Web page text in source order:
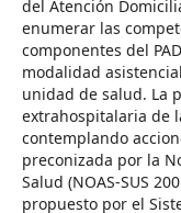
del Atención
enumerar las
componentes del
modalidad
unidad de salud. La
extrahospitalaria de
contemplando
preconizada por la
Salud (NOAS-SUS
propuesto por el